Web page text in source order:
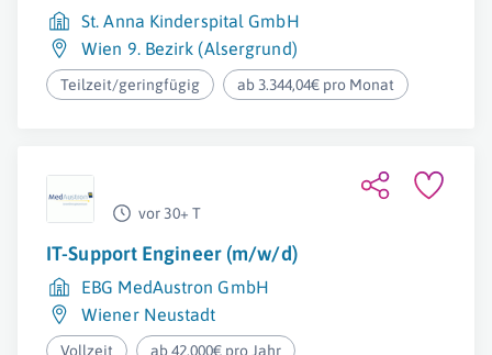
St. Anna Kinderspital GmbH
Wien 9. Bezirk (Alsergrund)
Teilzeit/geringfügig ab 3.344,04€ pro Monat
vor 30+ T
IT-Support Engineer (m/w/d)
EBG MedAustron GmbH
Wiener Neustadt
Vollzeit ab 42.000€ pro Jahr